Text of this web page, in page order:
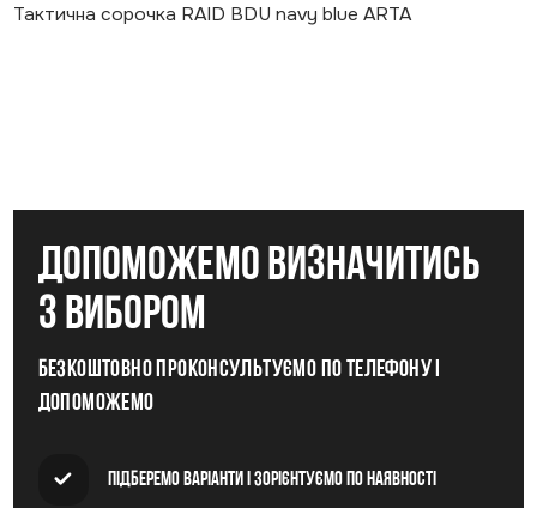
Тактична сорочка RAID BDU navy blue ARTA
допоможемо визначитись
з вибором
Безкоштовно проконсультуємо по телефону і
допоможемо
Підберемо варіанти і зорієнтуємо по наявності